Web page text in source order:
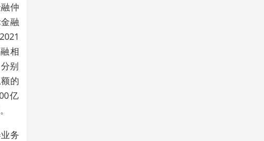
仲
融
2021
相
别
的
亿
务